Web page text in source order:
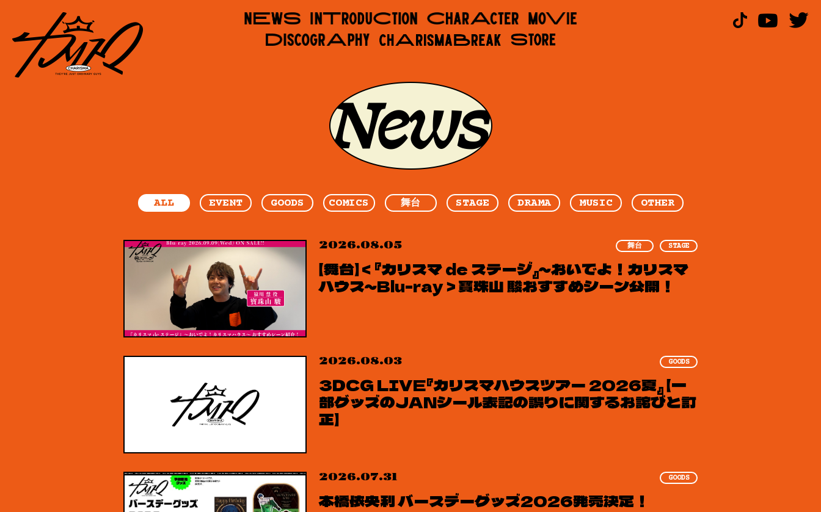
ALL EVENT GOODS COMICS 舞台 STAGE DRAMA MUSIC OTHER
2026.08.05
【舞台】＜『カリスマ de ステージ』～おいでよ！カリスマ
ハウス～Blu-ray＞寶珠山 駿おすすめシーン公開！
舞台 STAGE
2026.08.03
3DCG LIVE『カリスマハウスツアー 2026夏』 【一
部グッズのJANシール表記の誤りに関するお詫びと訂
正】
GOODS
2026.07.31
本橋依央利 バースデーグッズ2026発売決定！
GOODS